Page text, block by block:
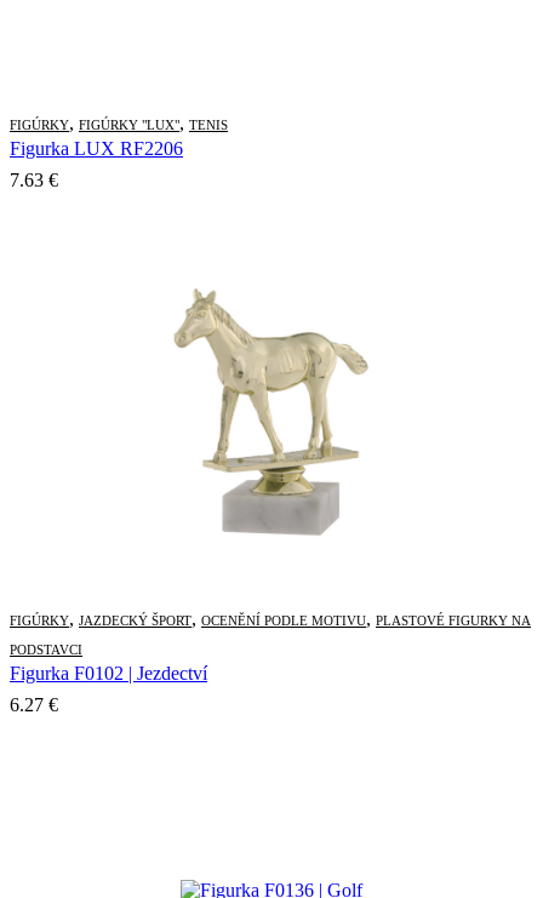
FIGÚRKY, FIGÚRKY "LUX", TENIS
Figurka LUX RF2206
7.63 €
FIGÚRKY, JAZDECKÝ ŠPORT, OCENĚNÍ PODLE MOTIVU, PLASTOVÉ FIGURKY NA
PODSTAVCI
Figurka F0102 | Jezdectví
6.27 €